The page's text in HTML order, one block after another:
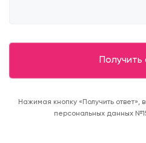
Нажимая кнопку «Получить
персональных данных